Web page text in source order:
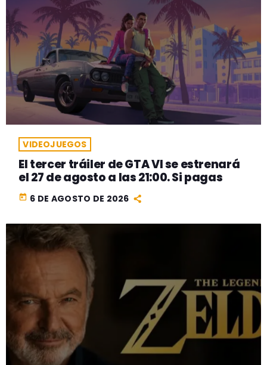
VIDEOJUEGOS
El tercer tráiler de GTA VI se estrenará
el 27 de agosto a las 21:00. Si pagas
today 6 DE AGOSTO DE 2026